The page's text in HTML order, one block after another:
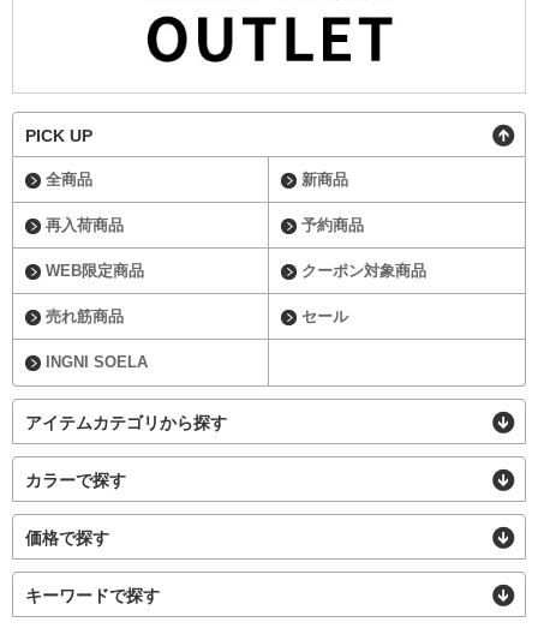
PICK UP
全商品 新商品
再入荷商品 予約商品
WEB限定商品 クーポン対象商品
売れ筋商品 セール
INGNI SOELA
アイテムカテゴリから探す
カラーで探す
価格で探す
キーワードで探す